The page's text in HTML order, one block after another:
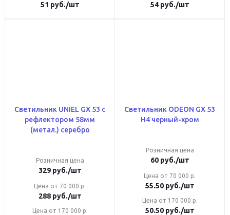
51 руб./шт 54руб./шт
Светильник UNIEL GX 53 с
рефлектором 58мм
(метал.) серебро
Розничная цена
329руб./шт
Цена от 70 000 р.
288руб./шт
Цена от 170 000 р.
Светильник ODEON GX 53
H4 черный-хром
Розничная цена
60руб./шт
Цена от 70 000 р.
55.50руб./шт
Цена от 170 000 р.
50.50руб./шт